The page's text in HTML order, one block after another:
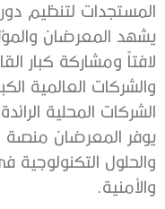
المستجدات لتنظيم
يشهد المعرضان
لافتاً ومشاركة كبار
والشركات العالمية
الشركات المحلية
يوفر المعرضان منصة
والحلول التكنولوجية
والأمنية.